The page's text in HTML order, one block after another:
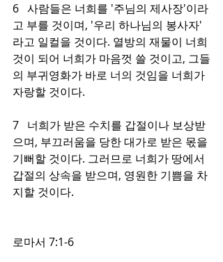
6   사람들은 너희를 '주님의 제사장'이라
고 부를 것이며, '우리 하나님의 봉사자'
라고 일컬을 것이다. 열방의 재물이 너희
것이 되어 너희가 마음껏 쓸 것이고, 그들
의 부귀영화가 바로 너의 것임을 너희가
자랑할 것이다.
7   너희가 받은 수치를 갑절이나 보상받
으며, 부끄러움을 당한 대가로 받은 몫을
기뻐할 것이다. 그러므로 너희가 땅에서
갑절의 상속을 받으며, 영원한 기쁨을 차
지할 것이다.
로마서 7:1-6